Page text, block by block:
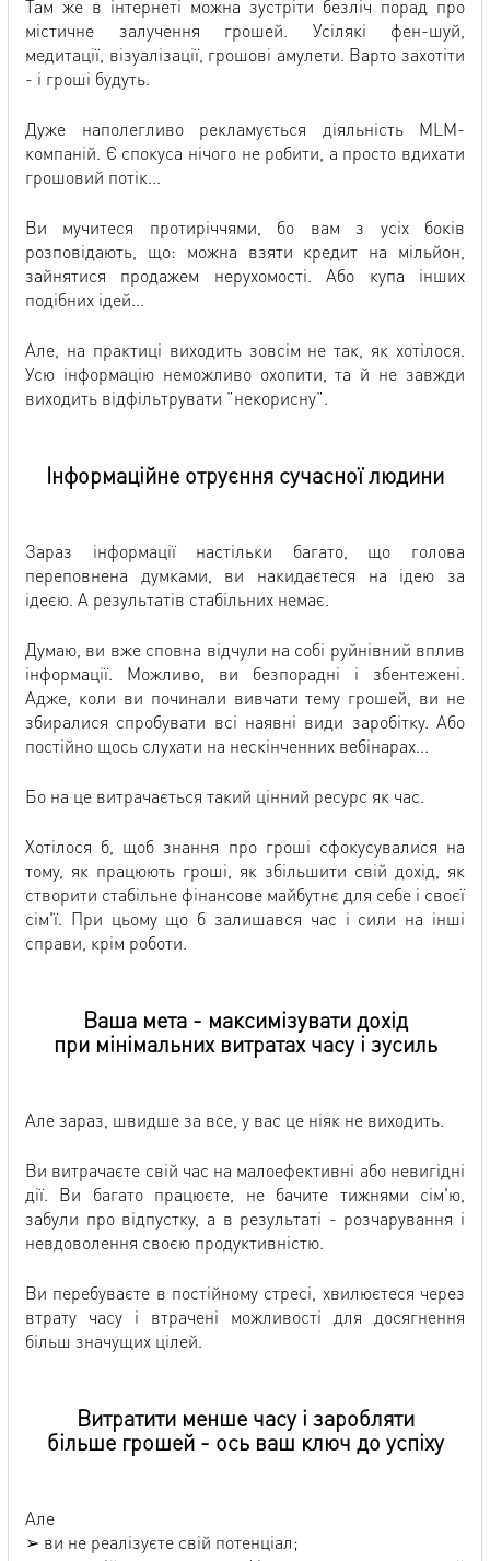
Там же в інтернеті можна зустріти безліч порад про
містичне залучення грошей. Усілякі фен-шуй,
медитації, візуалізації, грошові амулети. Варто захотіти
- і гроші будуть.
Дуже наполегливо рекламується діяльність MLM-
компаній. Є спокуса нічого не робити, а просто вдихати
грошовий потік...
Ви мучитеся протиріччями, бо вам з усіх боків
розповідають, що: можна взяти кредит на мільйон,
зайнятися продажем нерухомості. Або купа інших
подібних ідей...
Але, на практиці виходить зовсім не так, як хотілося.
Усю інформацію неможливо охопити, та й не завжди
виходить відфільтрувати "некорисну".
Інформаційне отруєння сучасної людини
Зараз інформації настільки багато, що голова
переповнена думками, ви накидаєтеся на ідею за
ідеєю. А результатів стабільних немає.
Думаю, ви вже сповна відчули на собі руйнівний вплив
інформації. Можливо, ви безпорадні і збентежені.
Адже, коли ви починали вивчати тему грошей, ви не
збиралися спробувати всі наявні види заробітку. Або
постійно щось слухати на нескінченних вебінарах...
Бо на це витрачається такий цінний ресурс як час.
Хотілося б, щоб знання про гроші сфокусувалися на
тому, як працюють гроші, як збільшити свій дохід, як
створити стабільне фінансове майбутнє для себе і своєї
сім'ї. При цьому що б залишався час і сили на інші
справи, крім роботи.
Ваша мета - максимізувати дохід
при мінімальних витратах часу і зусиль
Але зараз, швидше за все, у вас це ніяк не виходить.
Ви витрачаєте свій час на малоефективні або невигідні
дії. Ви багато працюєте, не бачите тижнями сім'ю,
забули про відпустку, а в результаті - розчарування і
невдоволення своєю продуктивністю.
Ви перебуваєте в постійному стресі, хвилюєтеся через
втрату часу і втрачені можливості для досягнення
більш значущих цілей.
Витратити менше часу і заробляти
більше грошей - ось ваш ключ до успіху
Але
➢ ви не реалізуєте свій потенціал;